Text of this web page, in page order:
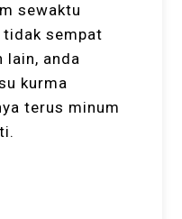
sewaktu
tidak sempat
lain, anda
kurma
terus minum